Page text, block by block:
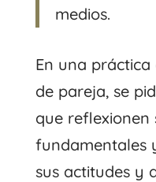
medios.
En una
de pareja, se
que reflexionen
fundamentales
sus actitudes y